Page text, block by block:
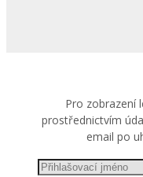
Pro zobrazení
prostřednictvím
email po